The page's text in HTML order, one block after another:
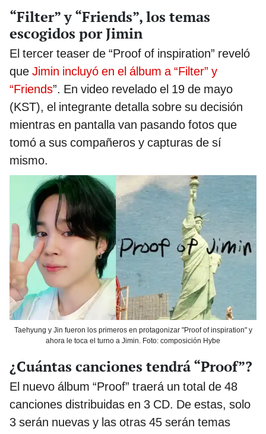
“Filter” y “Friends”, los temas
escogidos por Jimin
El tercer teaser de “Proof of inspiration” reveló
que Jimin incluyó en el álbum a “Filter” y
“Friends”. En video revelado el 19 de mayo
(KST), el integrante detalla sobre su decisión
mientras en pantalla van pasando fotos que
tomó a sus compañeros y capturas de sí
mismo.
Taehyung y Jin fueron los primeros en protagonizar "Proof of inspiration" y
ahora le toca el turno a Jimin. Foto: composición Hybe
¿Cuántas canciones tendrá “Proof”?
El nuevo álbum “Proof” traerá un total de 48
canciones distribuidas en 3 CD. De estas, solo
3 serán nuevas y las otras 45 serán temas